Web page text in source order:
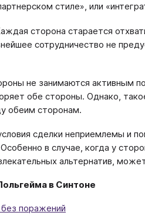
стиле», или
сторона старается
сотрудничество не
не занимаются активным
обе стороны. Однако,
обеим сторонам.
сделки неприемлемы и
в случае, когда у
альтернатив,
в Синтоне
поражений